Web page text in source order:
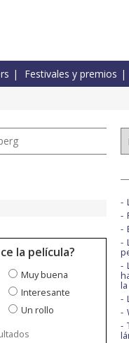
Festivales y premios
la película?
Muy buena
Interesante
Un rollo